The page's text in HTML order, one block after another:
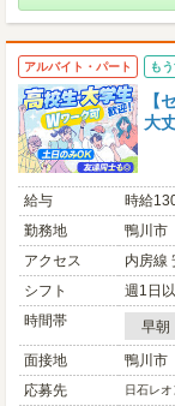
アルバイト・パート も
【
大
給与
時給
勤務地
鴨川市
アクセス
内房線
シフト
週1日
時間帯
早朝
面接地
鴨川市
応募先
日石レ